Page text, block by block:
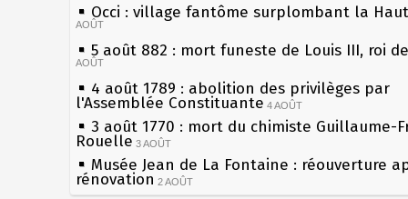
Occi : village fantôme surplombant la
AOÛT
5 août 882 : mort funeste de Louis III, roi
AOÛT
4 août 1789 : abolition des privilèges par
l'Assemblée Constituante 4 AOÛT
3 août 1770 : mort du chimiste Guillaume-
Rouelle 3 AOÛT
Musée Jean de La Fontaine : réouverture
rénovation 2 AOÛT